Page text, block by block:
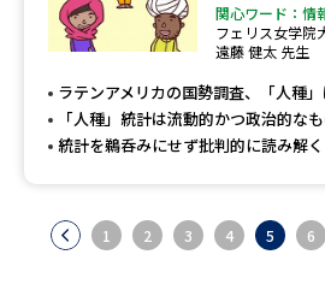
関心ワード：情
フェリス女学院
遠藤 健太 先生
ラテンアメリカの国勢調査、「人種
「人種」統計は流動的かつ政治的な
統計を鵜呑みにせず批判的に読み解
1 2 3 4 5 6